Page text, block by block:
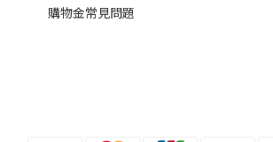
購物金常見問題